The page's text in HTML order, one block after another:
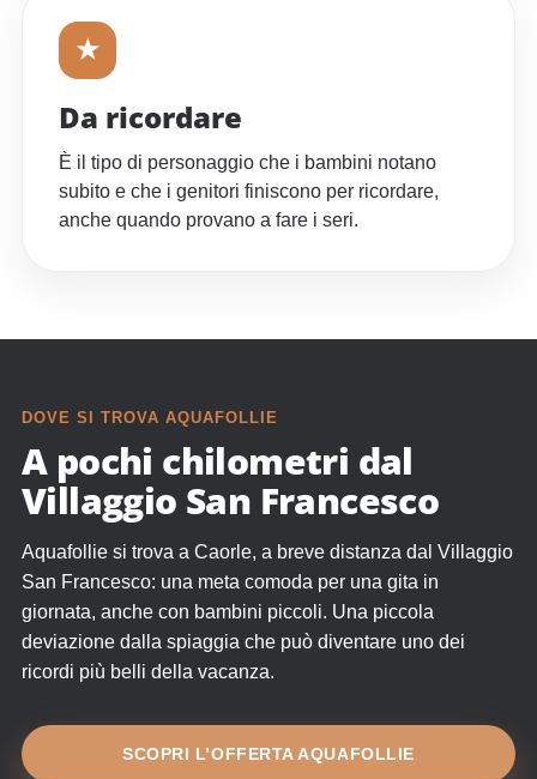
★
Da ricordare
È il tipo di personaggio che i bambini notano
subito e che i genitori finiscono per ricordare,
anche quando provano a fare i seri.
DOVE SI TROVA AQUAFOLLIE
A pochi chilometri dal
Villaggio San Francesco
Aquafollie si trova a Caorle, a breve distanza dal Villaggio
San Francesco: una meta comoda per una gita in
giornata, anche con bambini piccoli. Una piccola
deviazione dalla spiaggia che può diventare uno dei
ricordi più belli della vacanza.
SCOPRI L’OFFERTA AQUAFOLLIE